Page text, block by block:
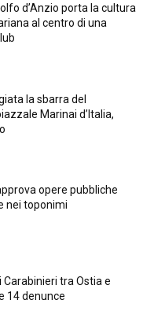
d’Anzio porta la cultura
al centro di una
la sbarra del
Marinai d’Italia,
opere pubbliche
nei toponimi
tra Ostia e
14 denunce